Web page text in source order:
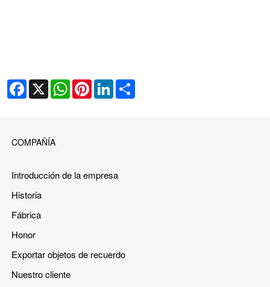
Facebook
X WhatsAppPinterestLinkedIn
COMPAÑÍA
Introducción de la empresa
Historia
Fábrica
Honor
Exportar objetos de recuerdo
Nuestro cliente